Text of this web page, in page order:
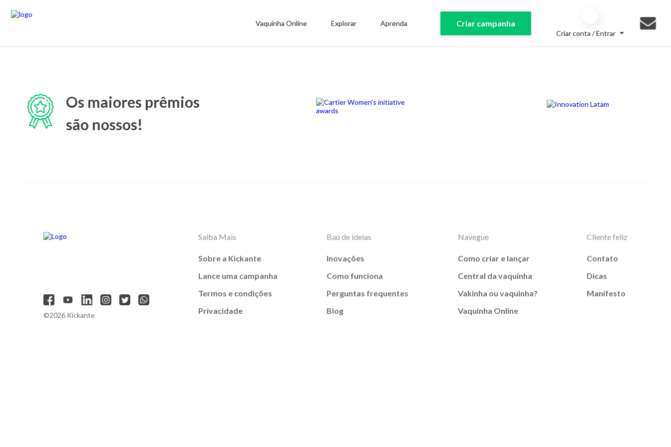
Vaquinha Online Explorar Aprenda Criar campanha
Criar conta / Entrar
Os maiores prêmios
são nossos!
©2026 Kickante
Saiba Mais
Sobre a Kickante
Lance uma campanha
Termos e condições
Privacidade
Baú de ideias
Inovações
Como funciona
Perguntas frequentes
Blog
Navegue
Como criar e lançar
Central da vaquinha
Vakinha ou vaquinha?
Vaquinha Online
Cliente feliz
Contato
Dicas
Manifesto